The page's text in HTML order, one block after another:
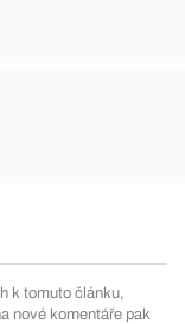
k tomuto článku,
nové komentáře pak